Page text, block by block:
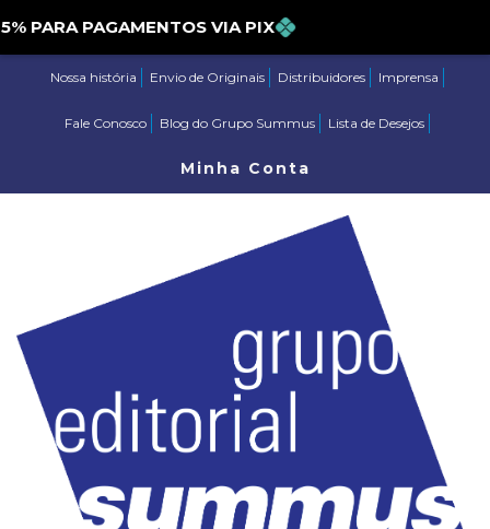
PAGAMENTOS VIA PIX
Nossa história Envio de Originais Distribuidores Imprensa
Fale Conosco Blog do Grupo Summus Lista de Desejos
Minha Conta